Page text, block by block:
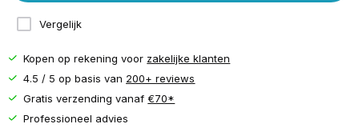
Vergelijk
Kopen op rekening voor zakelijke klanten
4.5 / 5 op basis van 200+ reviews
Gratis verzending vanaf€70*
Professioneel advies